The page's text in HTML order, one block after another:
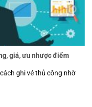
giá, ưu nhược điểm
ghi vé thủ công nhờ